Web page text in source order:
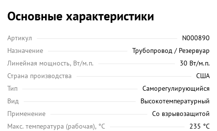
Основные характеристики
Артикул
N000890
Назначение
Трубопровод / Резервуар
Линейная мощность, Вт/м.п.
30 Вт/м.п.
Страна производства
США
Тип
Саморегулирующийся
Вид
Высокотемпературный
Применение
Со взрывозащитой
Maкс. температура (рабочая), °C
235 °C